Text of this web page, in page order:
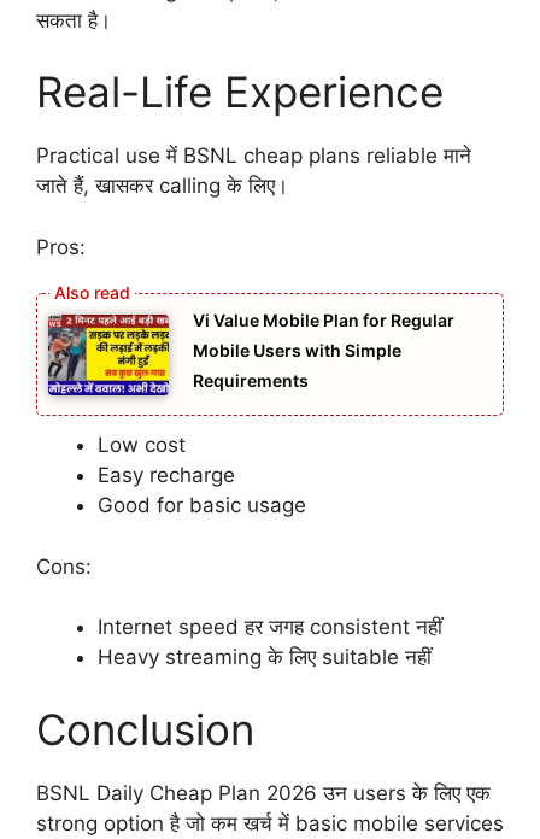
सकता है।
Real-Life Experience
Practical use में BSNL cheap plans reliable माने
जाते हैं, खासकर calling के लिए।
Pros:
Vi Value Mobile Plan for Regular
Mobile Users with Simple
Requirements
Low cost
Easy recharge
Good for basic usage
Cons:
Internet speed हर जगह consistent नहीं
Heavy streaming के लिए suitable नहीं
Conclusion
BSNL Daily Cheap Plan 2026 उन users के लिए एक
strong option है जो कम खर्च में basic mobile services